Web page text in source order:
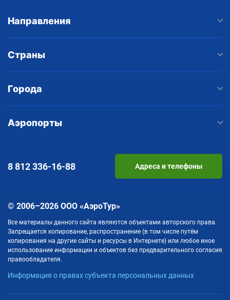
Направления
Страны
Города
Аэропорты
© 2006–2026 ООО «АэроТур»
Все материалы данного сайта являются объектами авторского права.
Запрещается копирование, распространение (в том числе путём
копирования на другие сайты и ресурсы в Интернете) или любое иное
использование информации и объектов без предварительного согласия
правообладателя.
Информация о правах субъекта персональных данных
8 812336-16-88 Адреса и телефоны